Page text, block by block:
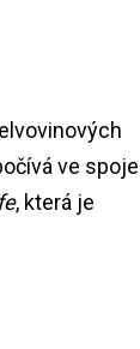
ve
, která je